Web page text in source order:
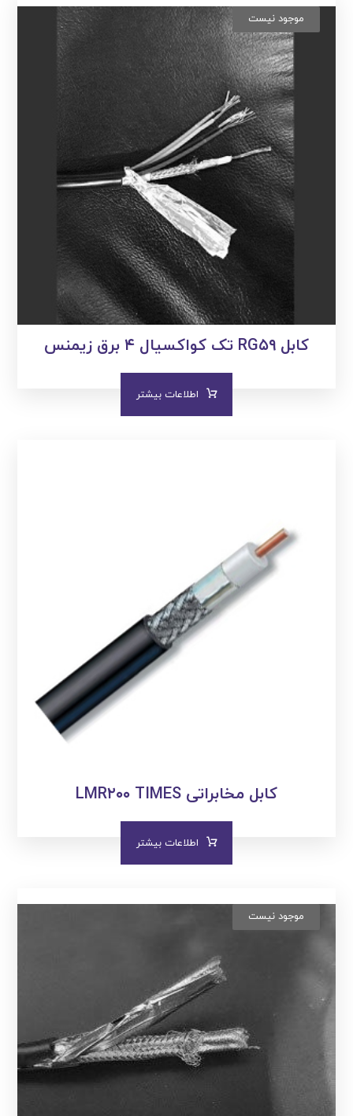
کابل RG۵۹ تک کواکسیال ۴ برق زیمنس
موجود نیست
اطلاعات بیشتر
کابل مخابراتی LMR۲۰۰ TIMES
اطلاعات بیشتر
موجود نیست